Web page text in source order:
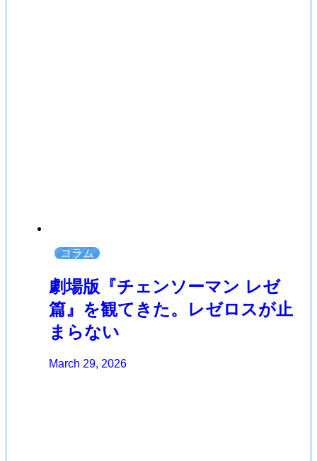
コラム
劇場版『チェンソーマン レゼ
篇』を観てきた。レゼロスが止
まらない
March 29, 2026